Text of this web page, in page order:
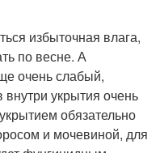
избыточная влага,
по весне. А
очень слабый,
внутри укрытия очень
обязательно
и мочевиной, для